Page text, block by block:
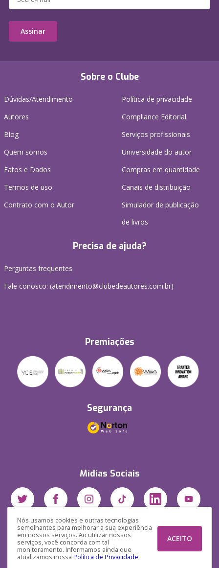
Nós usamos cookies e outras tecnologias
semelhantes para melhorar a sua experiência
em nossos serviços. Ao utilizar nossos
serviços, você concorda com tal
monitoramento. Informamos ainda que
atualizamos nossa Política de Privacidade.
ACEITO
Sobre o Clube
Dúvidas/Atendimento
Autores
Blog
Quem somos
Fatos e Dados
Termos de uso
Contrato com o Autor
Política de privacidade
Compliance Editorial
Serviços profissionais
Universidade do autor
Compras em quantidade
Canais de distribuição
Simulador de publicação
de livros
Precisa de ajuda?
Perguntas frequentes
Fale conosco: (atendimento@clubedeautores.com.br)
Premiações
Segurança
Mídias Sociais
Assinar